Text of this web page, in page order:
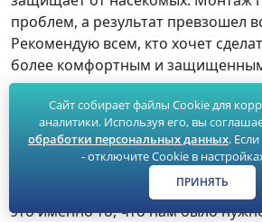
проблем, а результат превзошел
Рекомендую всем, кто хочет
более комфортным и
Читать полностью
03.08.2024
Москитная сетка на раздвижные
это именно то, что нам было
Сайт собирает файлы Cookie для
аналитики. Используя его, вы
обработки персональных данных.
- отключите Cookie в
ПРИНЯТЬ